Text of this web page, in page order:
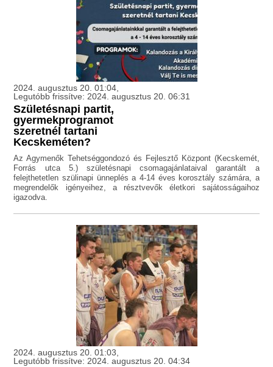
2024. augusztus 20. 01:04,
Legutóbb frissítve: 2024. augusztus 20. 06:31
Születésnapi partit,
gyermekprogramot
szeretnél tartani
Kecskeméten?
Az Agymenők Tehetséggondozó és Fejlesztő Központ (Kecskemét,
Forrás utca 5.) születésnapi csomagajánlataival garantált a
felejthetetlen szülinapi ünneplés a 4-14 éves korosztály számára, a
megrendelők igényeihez, a résztvevők életkori sajátosságaihoz
igazodva.
2024. augusztus 20. 01:03,
Legutóbb frissítve: 2024. augusztus 20. 04:34